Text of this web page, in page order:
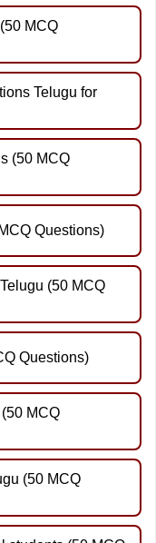
MCQ
Telugu for
(50 MCQ
Questions)
(50 MCQ
Questions)
MCQ
(50 MCQ